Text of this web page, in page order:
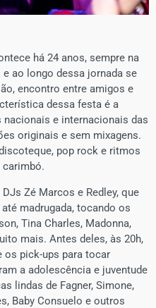
há 24 anos, sempre na
ao longo dessa jornada se
encontro entre amigos e
dessa festa é a
e internacionais das
originais e sem mixagens.
pop rock e ritmos
carimbó.
Zé Marcos e Redley, que
madrugada, tocando os
Tina Charles, Madonna,
mais. Antes deles, às 20h,
os pick-ups para tocar
a adolescência e juventude
lindas de Fagner, Simone,
Baby Consuelo e outros